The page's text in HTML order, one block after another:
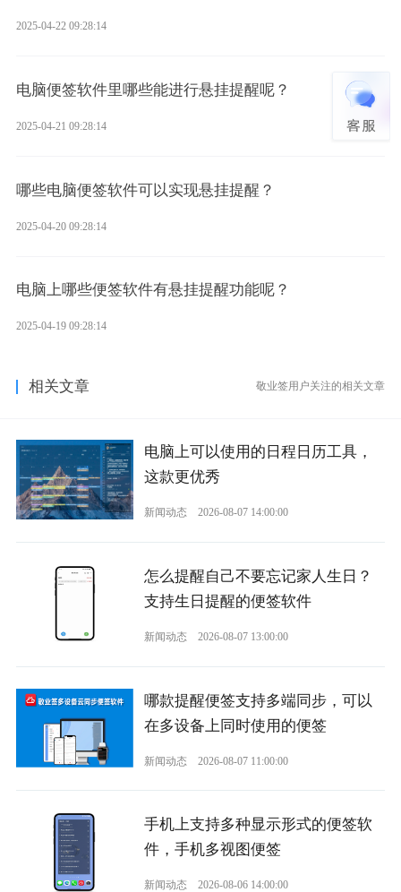
2025-04-22 09:28:14
电脑便签软件里哪些能进行悬挂提醒呢？
2025-04-21 09:28:14
哪些电脑便签软件可以实现悬挂提醒？
2025-04-20 09:28:14
电脑上哪些便签软件有悬挂提醒功能呢？
2025-04-19 09:28:14
相关文章 敬业签用户关注的相关文章
电脑上可以使用的日程日历工具，
这款更优秀
新闻动态 2026-08-07 14:00:00
怎么提醒自己不要忘记家人生日？
支持生日提醒的便签软件
新闻动态 2026-08-07 13:00:00
哪款提醒便签支持多端同步，可以
在多设备上同时使用的便签
新闻动态 2026-08-07 11:00:00
手机上支持多种显示形式的便签软
件，手机多视图便签
新闻动态 2026-08-06 14:00:00